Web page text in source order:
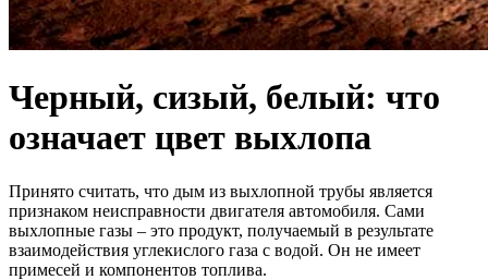
Черный, сизый, белый: что
означает цвет выхлопа
Принято считать, что дым из выхлопной трубы является
признаком неисправности двигателя автомобиля. Сами
выхлопные газы – это продукт, получаемый в результате
взаимодействия углекислого газа с водой. Он не имеет
примесей и компонентов топлива.